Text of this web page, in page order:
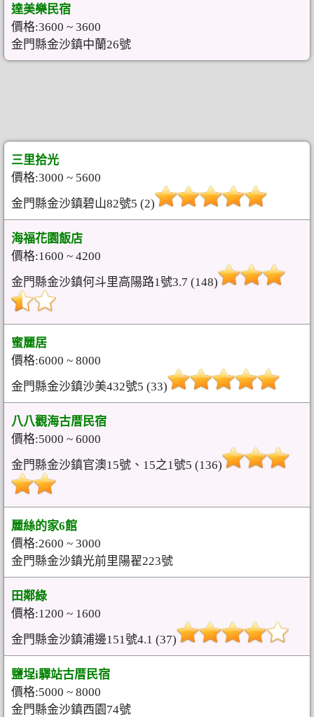
達美樂民宿
價格:3600 ~ 3600
金門縣金沙鎮中蘭26號
三里拾光
價格:3000 ~ 5600
金門縣金沙鎮碧山82號5 (2)
海福花園飯店
價格:1600 ~ 4200
金門縣金沙鎮何斗里高陽路1號3.7 (148)
蜜麗居
價格:6000 ~ 8000
金門縣金沙鎮沙美432號5 (33)
八八觀海古厝民宿
價格:5000 ~ 6000
金門縣金沙鎮官澳15號、15之1號5 (136)
麗絲的家6館
價格:2600 ~ 3000
金門縣金沙鎮光前里陽翟223號
田鄰綠
價格:1200 ~ 1600
金門縣金沙鎮浦邊151號4.1 (37)
鹽埕i驛站古厝民宿
價格:5000 ~ 8000
金門縣金沙鎮西園74號